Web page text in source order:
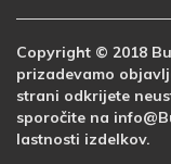
Copyright © 2018
prizadevamo
strani odkrijete
sporočite na
lastnosti izdelkov.